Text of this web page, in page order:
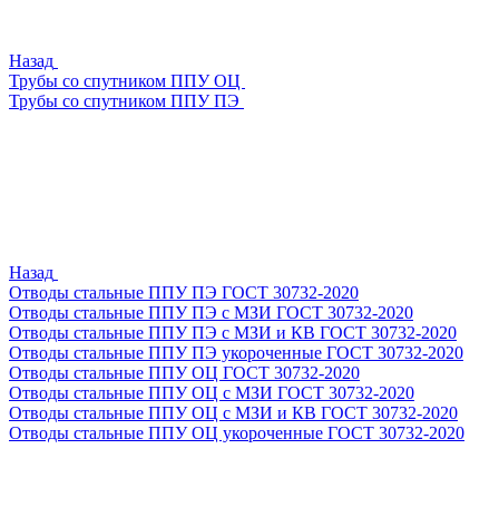
Назад
Трубы со спутником ППУ ОЦ
Трубы со спутником ППУ ПЭ
Назад
Отводы стальные ППУ ПЭ ГОСТ 30732-2020
Отводы стальные ППУ ПЭ с МЗИ ГОСТ 30732-2020
Отводы стальные ППУ ПЭ с МЗИ и КВ ГОСТ 30732-2020
Отводы стальные ППУ ПЭ укороченные ГОСТ 30732-2020
Отводы стальные ППУ ОЦ ГОСТ 30732-2020
Отводы стальные ППУ ОЦ с МЗИ ГОСТ 30732-2020
Отводы стальные ППУ ОЦ с МЗИ и КВ ГОСТ 30732-2020
Отводы стальные ППУ ОЦ укороченные ГОСТ 30732-2020